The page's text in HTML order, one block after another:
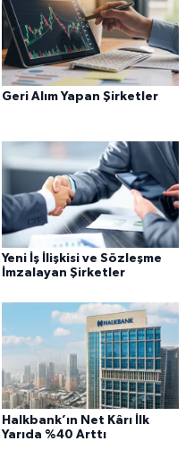
Geri Alım Yapan Şirketler
Yeni İş İlişkisi ve Sözleşme
İmzalayan Şirketler
Halkbank’ın Net Kârı İlk
Yarıda %40 Arttı